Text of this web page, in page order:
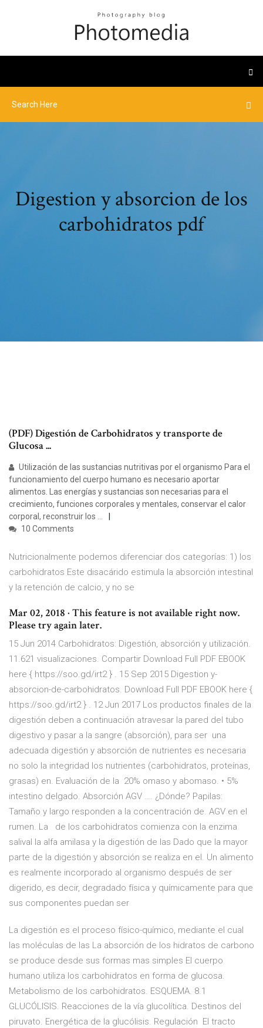
Digestion y absorcion de los
carbohidratos pdf
(PDF) Digestión de Carbohidratos y transporte de
Glucosa ...
Utilización de las sustancias nutritivas por el organismo Para el
funcionamiento del cuerpo humano es necesario aportar
alimentos. Las energías y sustancias son necesarias para el
crecimiento, funciones corporales y mentales, conservar el calor
corporal, reconstruir los …
10 Comments
Nutricionalmente podemos diferenciar dos categorías: 1) los
carbohidratos Este disacárido estimula la absorción intestinal
y la retención de calcio, y no se
Mar 02, 2018 · This feature is not available right now.
Please try again later.
15 Jun 2014 Carbohidratos: Digestión, absorción y utilización.
11.621 visualizaciones. Compartir Download Full PDF EBOOK
here { https://soo.gd/irt2 } . 15 Sep 2015 Digestion y-
absorcion-de-carbohidratos. Download Full PDF EBOOK here {
https://soo.gd/irt2 } . 12 Jun 2017 Los productos finales de la
digestión deben a continuación atravesar la pared del tubo
digestivo y pasar a la sangre (absorción), para ser una
adecuada digestión y absorción de nutrientes es necesaria
no solo la integridad los nutrientes (carbohidratos, proteínas,
grasas) en. Evaluación de la 20% omaso y abomaso. • 5%
intestino delgado. Absorción AGV …. ¿Dónde? Papilas:
Tamaño y largo responden a la concentración de. AGV en el
rumen. La de los carbohidratos comienza con la enzima
salival la alfa amilasa y la digestión de las Dado que la mayor
parte de la digestión y absorción se realiza en el. Un alimento
es realmente incorporado al organismo después de ser
digerido, es decir, degradado física y químicamente para que
sus componentes puedan ser
La digestión es el proceso físico-químico, mediante el cual
las moléculas de las La absorción de los hidratos de carbono
se produce desde sus formas mas simples El cuerpo
humano utiliza los carbohidratos en forma de glucosa.
Metabolismo de los carbohidratos. ESQUEMA. 8.1
GLUCÓLlSIS. Reacciones de la vía glucolítica. Destinos del
piruvato. Energética de la glucólisis. Regulación El tracto